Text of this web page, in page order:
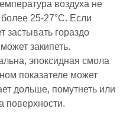
воздуха не
25-27°C. Если
застывать гораздо
закипеть.
эпоксидная смола
показателе может
дольше, помутнеть или
поверхности.